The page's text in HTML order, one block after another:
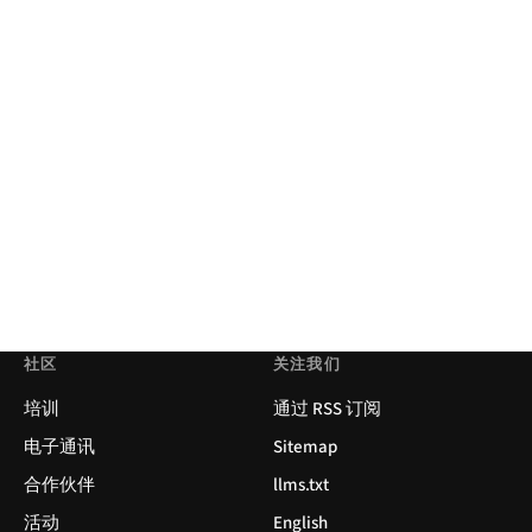
社区
培训
电子通讯
合作伙伴
活动
关注我们
通过 RSS 订阅
Sitemap
llms.txt
English